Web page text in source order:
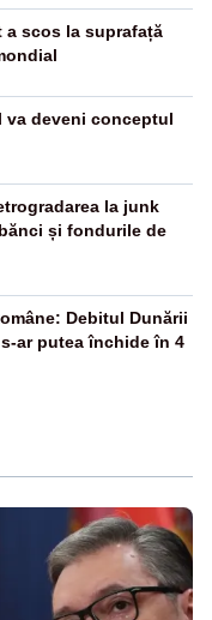
a scos la suprafață
va deveni conceptul
la junk
și fondurile de
Debitul Dunării
ar putea închide în 4